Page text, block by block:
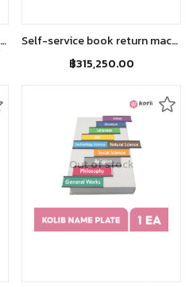
Wise sheet 13.56MHz RFID tag แผ่น WISE 13.56Mhz RFID
Self-service book return machine, book return system for libraries เครื่องยืม-คืนหนังสือระบบ RFID
฿315,250.00
Out of stock